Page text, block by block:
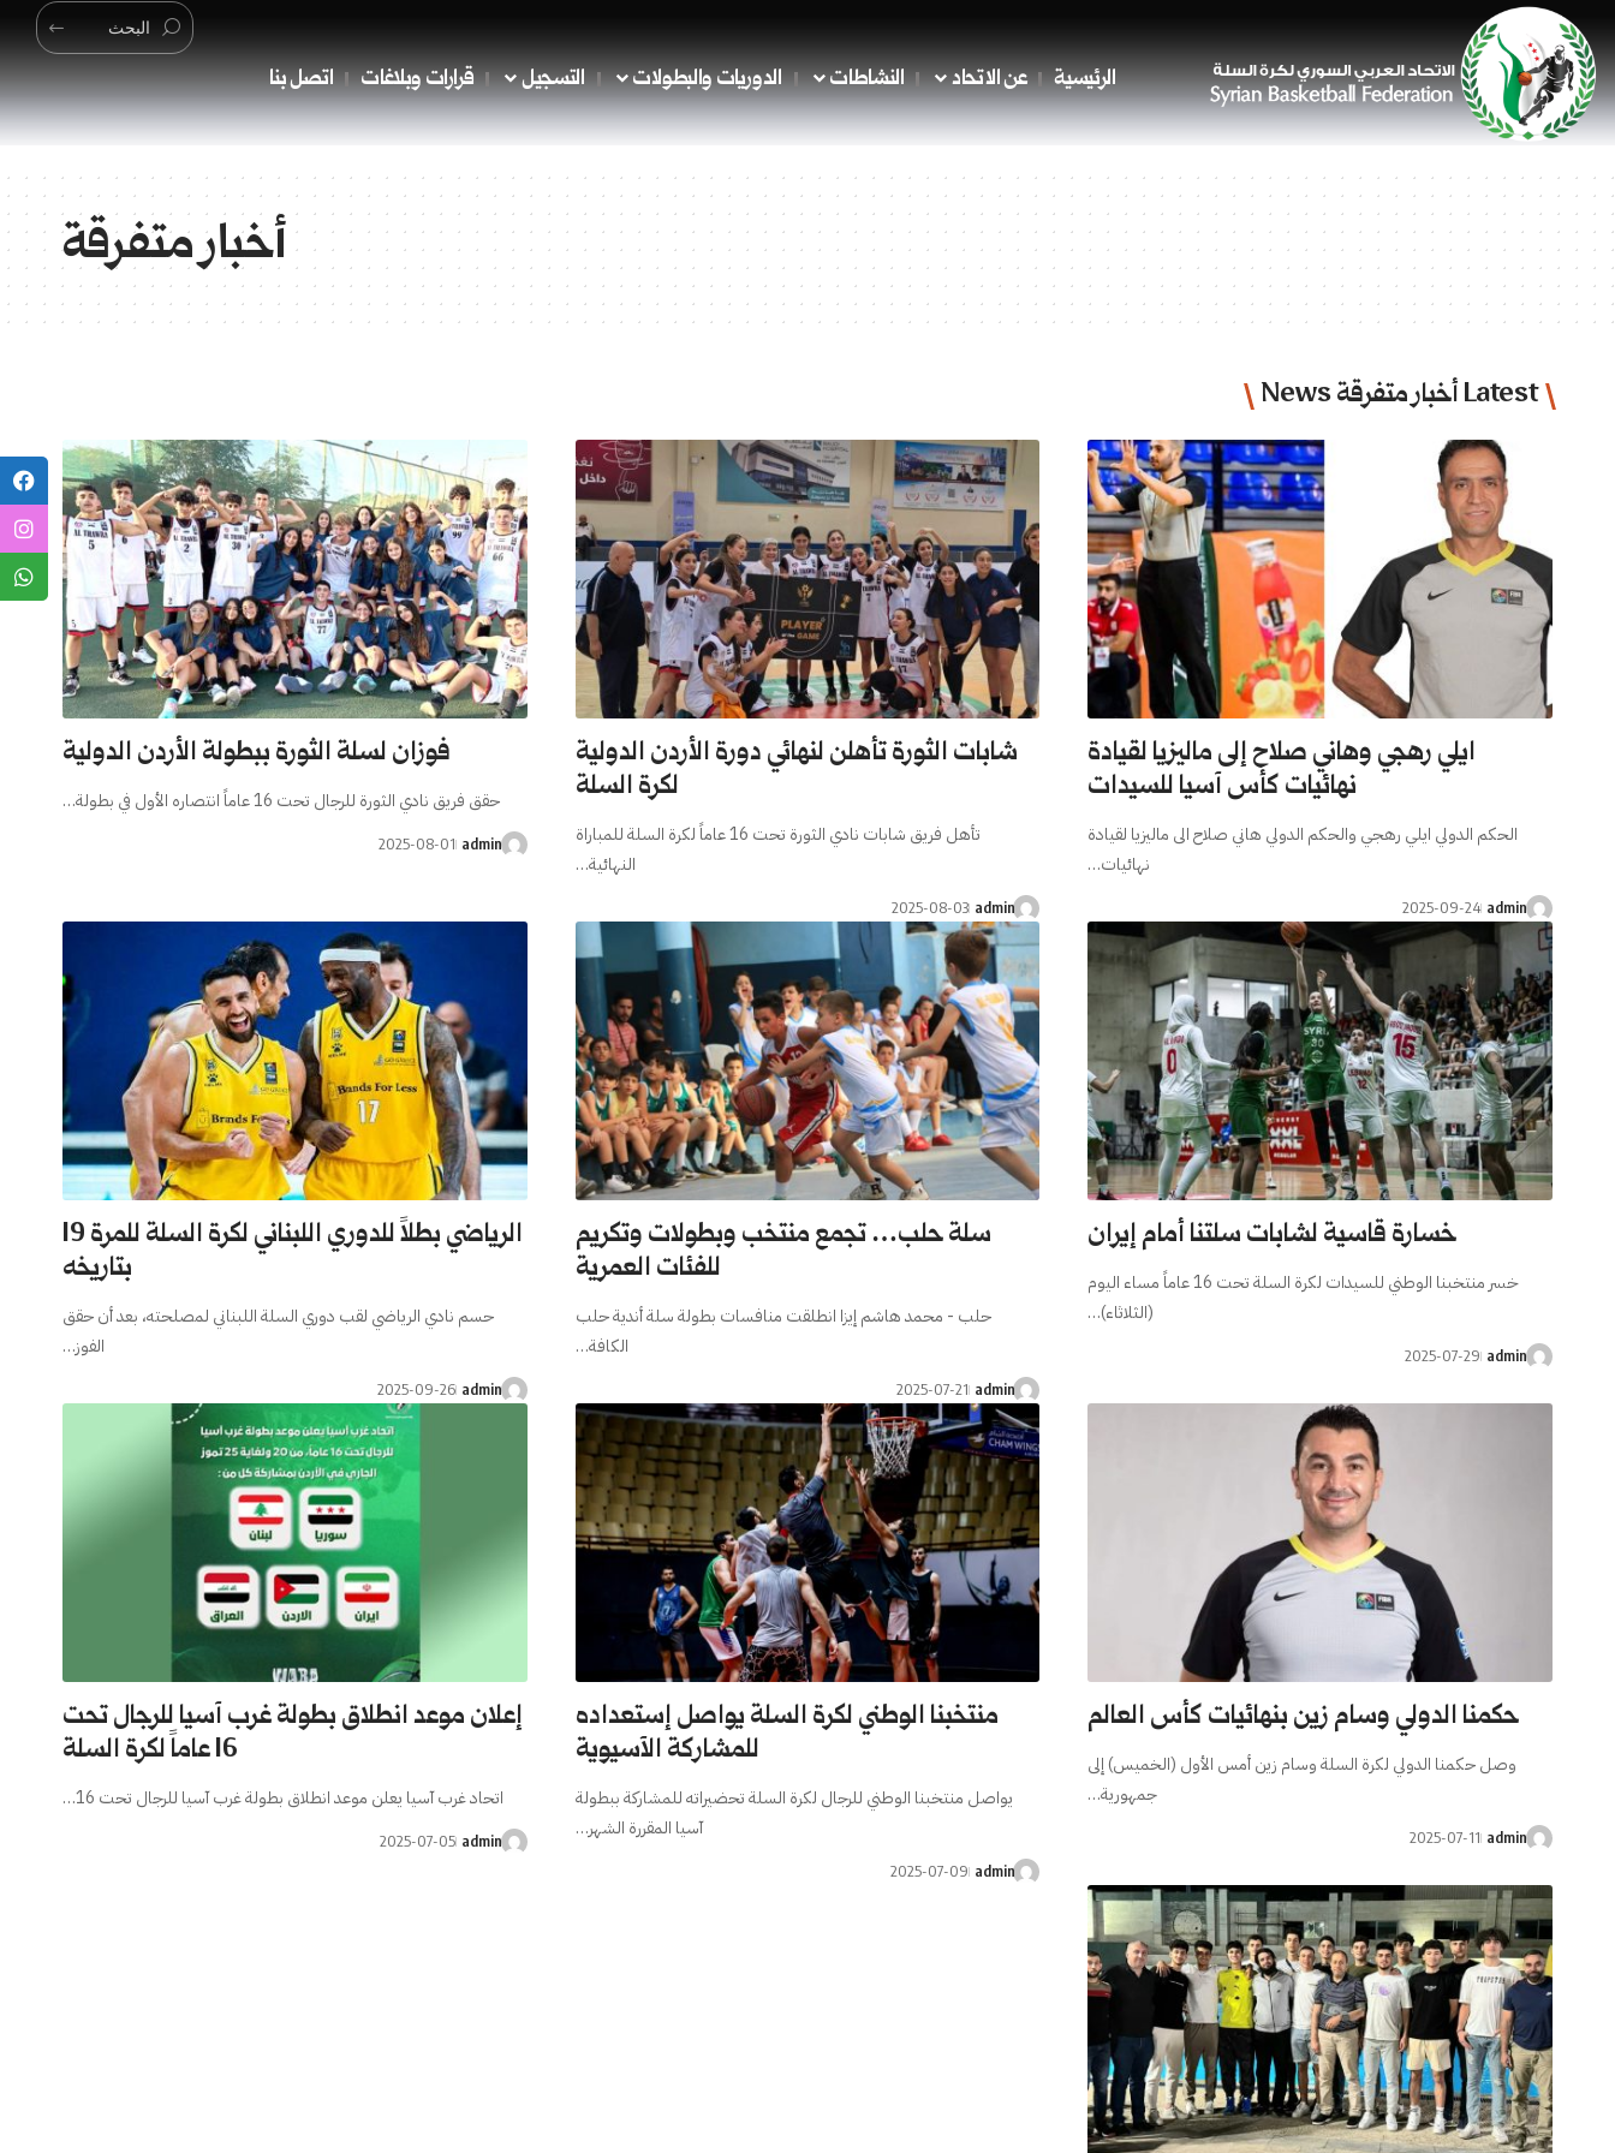
الرئيسية عن الاتحاد النشاطات الدوريات والبطولات التسجيل قرارات وبلاغات اتصل بنا
أخبار متفرقة
Latest أخبار متفرقة News
ايلي رهجي وهاني صلاح إلى ماليزيا لقيادة
نهائيات كأس آسيا للسيدات
الحكم الدولي ايلي رهجي والحكم الدولي هاني صلاح الى ماليزيا لقيادة
نهائيات…
admin
2025-09-24
شابات الثورة تأهلن لنهائي دورة الأردن الدولية
لكرة السلة
تأهل فريق شابات نادي الثورة تحت 16 عاماً لكرة السلة للمباراة
النهائية…
admin
2025-08-03
فوزان لسلة الثورة ببطولة الأردن الدولية
حقق فريق نادي الثورة للرجال تحت 16 عاماً انتصاره الأول في بطولة…
admin
2025-08-01
خسارة قاسية لشابات سلتنا أمام إيران
خسر منتخبنا الوطني للسيدات لكرة السلة تحت 16 عاماً مساء اليوم
(الثلاثاء)…
admin
2025-07-29
سلة حلب… تجمع منتخب وبطولات وتكريم
للفئات العمرية
حلب - محمد هاشم إيزا انطلقت منافسات بطولة سلة أندية حلب
الكافة…
admin
2025-07-21
الرياضي بطلاً للدوري اللبناني لكرة السلة للمرة 19
بتاريخه
حسم نادي الرياضي لقب دوري السلة اللبناني لمصلحته، بعد أن حقق
الفوز…
admin
2025-09-26
حكمنا الدولي وسام زين بنهائيات كأس العالم
وصل حكمنا الدولي لكرة السلة وسام زين أمس الأول (الخميس) إلى
جمهورية…
admin
2025-07-11
منتخبنا الوطني لكرة السلة يواصل إستعداده
للمشاركة الآسيوية
يواصل منتخبنا الوطني للرجال لكرة السلة تحضيراته للمشاركة ببطولة
آسيا المقررة الشهر…
admin
2025-07-09
إعلان موعد انطلاق بطولة غرب آسيا للرجال تحت
16 عاماً لكرة السلة
اتحاد غرب آسيا يعلن موعد انطلاق بطولة غرب آسيا للرجال تحت 16…
admin
2025-07-05